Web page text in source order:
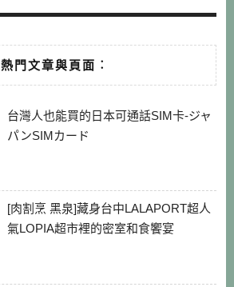
熱門文章與頁面︰
台灣人也能買的日本可通話SIM卡-ジャ
パンSIMカード
[肉割烹 黑泉]藏身台中LALAPORT超人
氣LOPIA超市裡的密室和食饗宴